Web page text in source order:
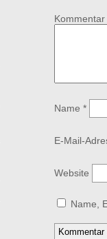
Kommentar
Name *
E-Mail-
Website
Name,